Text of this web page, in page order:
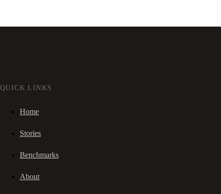
QUICK LINKS
Home
Stories
Benchmarks
About